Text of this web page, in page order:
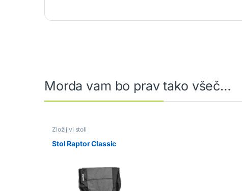
Morda vam bo prav tako všeč…
Zložljivi stoli
Stol Raptor Classic